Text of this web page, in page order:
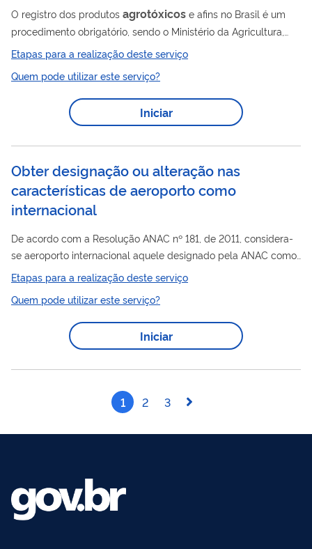
O registro dos produtos agrotóxicos e afins no Brasil é um
procedimento obrigatório, sendo o Ministério da Agricultura,
Pecuária e Abastecimento (Mapa), a Agência Nacional de
Vigilância Sanitária (Anvisa) e o Instituto Brasileiro do Meio
Ambiente e dos Recursos Naturais Renováveis (Ibama) os
órgãos federais responsáveis pela avaliação e registro desses
produtos, à luz da Lei nº 14.785, de 27 de dezembro de 2023 e
componentes da regulação...
Etapas para a realização deste serviço
Quem pode utilizar este serviço?
Iniciar
Obter designação ou alteração nas
características de aeroporto como
internacional
De acordo com a Resolução ANAC nº 181, de 2011, considera-
se aeroporto internacional aquele designado pela ANAC como
apto a atender às operações de tráfego aéreo internacional,
assim entendido aquele em que são satisfeitas as
formalidades de alfândega, de polícia de fronteira, de saúde
pública, de vigilância agropecuária e os demais requisitos
estabelecidos em regulamentos específicos. Ainda de acordo
internacional o primeiro pouso...
Etapas para a realização deste serviço
Quem pode utilizar este serviço?
Iniciar
1 2 3